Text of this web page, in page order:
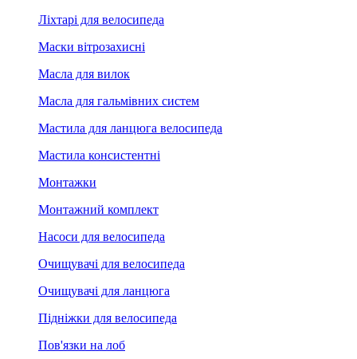
Ліхтарі для велосипеда
Маски вітрозахисні
Масла для вилок
Масла для гальмівних систем
Мастила для ланцюга велосипеда
Мастила консистентні
Монтажки
Монтажний комплект
Насоси для велосипеда
Очищувачі для велосипеда
Очищувачі для ланцюга
Підніжки для велосипеда
Пов'язки на лоб